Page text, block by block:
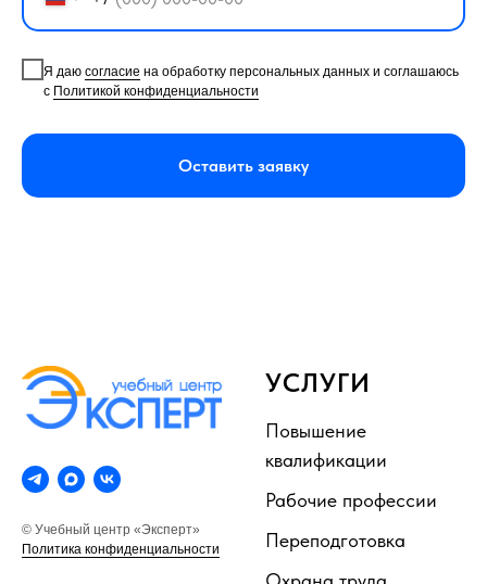
Я даю согласие на обработку персональных данных и соглашаюсь
с Политикой конфиденциальности
Оставить заявку
© Учебный центр «Эксперт»
Политика конфиденциальности
УСЛУГИ
Повышение
квалификации
Рабочие профессии
Переподготовка